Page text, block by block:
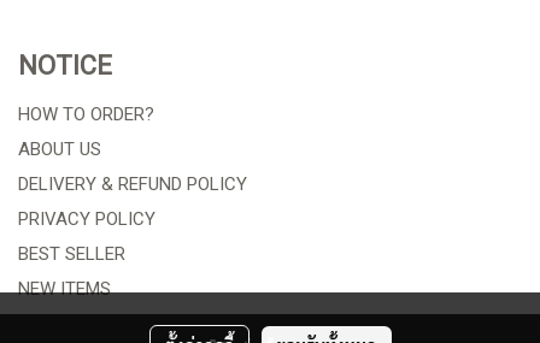
NOTICE
HOW TO ORDER?
ABOUT US
DELIVERY & REFUND POLICY
PRIVACY POLICY
BEST SELLER
NEW ITEMS
ORDER TRACKING